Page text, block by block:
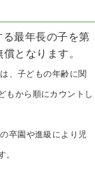
最年長の子を第
となります。
、子どもの年齢に関
もから順にカウントし
卒園や進級により児
。